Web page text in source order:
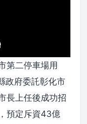
第二停車場用
政府委託彰化市
長上任後成功招
預定斥資43億